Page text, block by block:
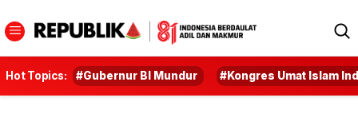
Hot Topics: #Gubernur BI Mundur #Kongres Umat Islam